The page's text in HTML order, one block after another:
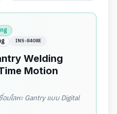
INS-8408E
Welding
Motion
มโลหะ Gantry แบบ Digital